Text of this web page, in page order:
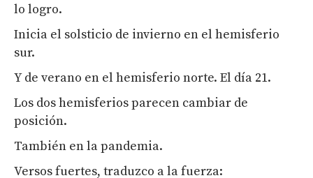
lo logro.
Inicia el solsticio de invierno en el hemisferio
sur.
Y de verano en el hemisferio norte. El día 21.
Los dos hemisferios parecen cambiar de
posición.
También en la pandemia.
Versos fuertes, traduzco a la fuerza: